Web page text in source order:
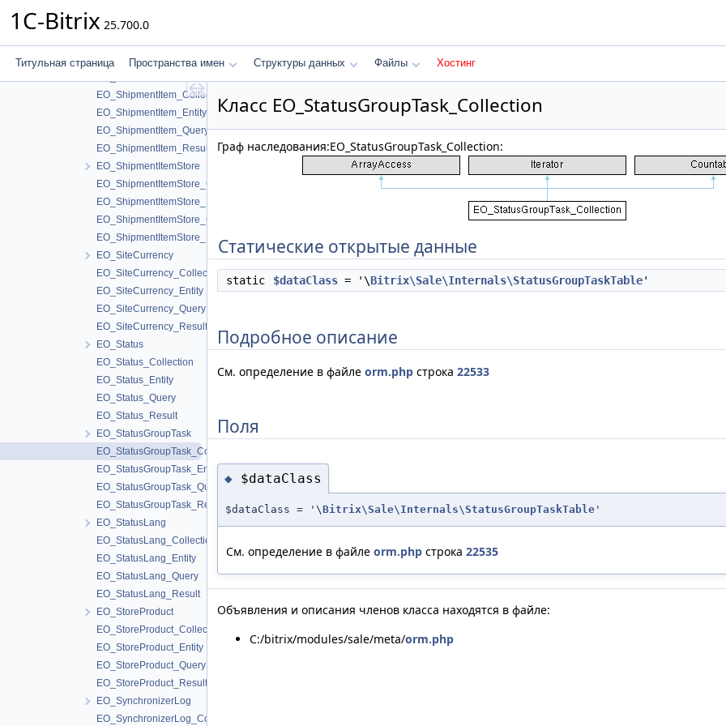
1C-Bitrix 25.700.0
Титульная страница Пространства имен Структуры данных Файлы Хостинг
EO_ShipmentExtraService_Entity
EO_ShipmentExtraService_Result
EO_ShipmentItem_Collection
EO_ShipmentItem_Entity
EO_ShipmentItem_Query
EO_ShipmentItem_Result
EO_ShipmentItemStore
EO_ShipmentItemStore_Collection
EO_ShipmentItemStore_Entity
EO_ShipmentItemStore_Query
EO_ShipmentItemStore_Result
EO_SiteCurrency
EO_SiteCurrency_Collection
EO_SiteCurrency_Entity
EO_SiteCurrency_Query
EO_SiteCurrency_Result
EO_Status
EO_Status_Collection
EO_Status_Entity
EO_Status_Query
EO_Status_Result
EO_StatusGroupTask
EO_StatusGroupTask_Collection
EO_StatusGroupTask_Entity
EO_StatusGroupTask_Query
EO_StatusGroupTask_Result
EO_StatusLang
EO_StatusLang_Collection
EO_StatusLang_Entity
EO_StatusLang_Query
EO_StatusLang_Result
EO_StoreProduct
EO_StoreProduct_Collection
EO_StoreProduct_Entity
EO_StoreProduct_Query
EO_StoreProduct_Result
EO_SynchronizerLog
EO_SynchronizerLog_Collection
Класс EO_StatusGroupTask_Collection
Граф наследования:EO_StatusGroupTask_Collection:
Статические открытые данные
static $dataClass = '\Bitrix\Sale\Internals\StatusGroupTaskTable'
Подробное описание
См. определение в файле orm.php строка 22533
Поля
◆ $dataClass
$dataClass = '\Bitrix\Sale\Internals\StatusGroupTaskTable '
См. определение в файле orm.php строка 22535
Объявления и описания членов класса находятся в файле:
C:/bitrix/modules/sale/meta/orm.php